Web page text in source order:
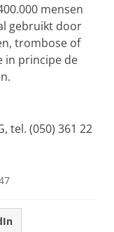
mensen
gebruikt door
trombose of
in principe de
tel. (050) 361 22